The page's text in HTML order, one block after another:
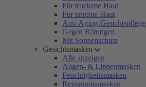
Für trockene Haut
Für unreine Haut
Anti-Aging-Gesichtspflege
Gegen Rötungen
Mit Sonnenschutz
Gesichtsmasken
Alle anzeigen
Augen- & Lippenmasken
Feuchtigkeitsmasken
Reinigungsmasken